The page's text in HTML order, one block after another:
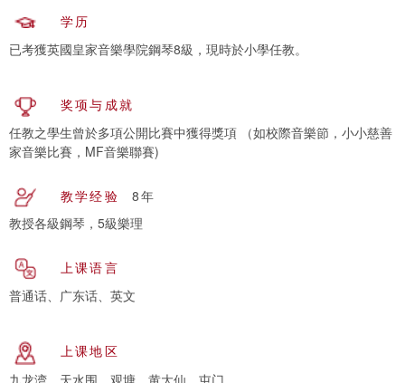
学历
已考獲英國皇家音樂學院鋼琴8級，現時於小學任教。
奖项与成就
任教之學生曾於多項公開比賽中獲得獎項 （如校際音樂節，小小慈善
家音樂比賽，MF音樂聯賽)
教学经验
8年
教授各級鋼琴，5級樂理
上课语言
普通话、广东话、英文
上课地区
九龙湾、天水围、观塘、黄大仙、屯门